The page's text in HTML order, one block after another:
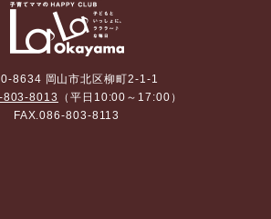
8634 岡山市北区柳町2-1-1
803-8013
（平日10:00～17:00）
FAX.086-803-8113